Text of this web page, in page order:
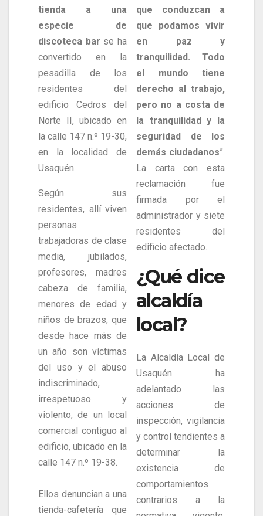
tienda a una
especie de
discoteca bar se ha
convertido en la
pesadilla de los
residentes del
edificio Cedros del
Norte II, ubicado en
la calle 147 n.º 19-30,
en la localidad de
Usaquén.
Según sus
residentes, allí viven
personas
trabajadoras de clase
media, jubilados,
profesores, madres
cabeza de familia,
menores de edad y
niños de brazos, que
desde hace más de
un año son víctimas
del uso y el abuso
indiscriminado,
irrespetuoso y
violento, de un local
comercial contiguo al
edificio, ubicado en la
calle 147 n.º 19-38.
Ellos denuncian a una
tienda-cafetería que
que conduzcan a
que podamos vivir
en paz y
tranquilidad. Todo
el mundo tiene
derecho al trabajo,
pero no a costa de
la tranquilidad y la
seguridad de los
demás ciudadanos”.
La carta con esta
reclamación fue
firmada por el
administrador y siete
residentes del
edificio afectado.
¿Qué dice
alcaldía
local?
La Alcaldía Local de
Usaquén ha
adelantado las
acciones de
inspección, vigilancia
y control tendientes a
determinar la
existencia de
comportamientos
contrarios a la